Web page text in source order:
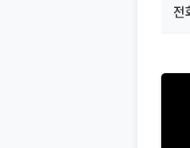
전